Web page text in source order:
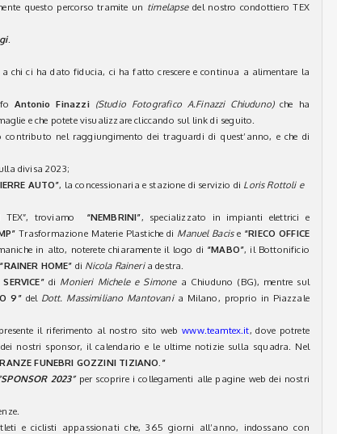
questo percorso tramite un timelapsedel nostro condottiero TEX
.
a chi ci ha dato fiducia, ci ha fatto crescere e continua a alimentare la
Antonio Finazzi (Studio Fotografico A.Finazzi Chiuduno)che ha
e che potete visualizzare cliccando sul link di seguito.
nel raggiungimento dei traguardi di quest’anno, e che di
divisa 2023;
AUTO”, la concessionaria e stazione di servizio di Loris Rottoli e
TEX”, troviamo “NEMBRINI”, specializzato in impianti elettrici e
Trasformazione Materie Plastiche di Manuel Bacise “RIECO OFFICE
in alto, noterete chiaramente il logo di “MABO”, il Bottonificio
“RAINER HOME” di Nicola Raineria destra.
di Monieri Michele e Simonea Chiuduno (BG), mentre sul
9”del Dott. Massimiliano Mantovania Milano, proprio in Piazzale
il riferimento al nostro sito webwww.teamtex.it, dove potrete
nostri sponsor, il calendario e le ultime notizie sulla squadra. Nel
FUNEBRI GOZZINI TIZIANO.”
2023”per scoprire i collegamenti alle pagine web dei nostri
e ciclisti appassionati che, 365 giorni all’anno, indossano con